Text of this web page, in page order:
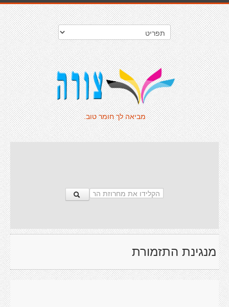
מביאה לך חומר טוב.
מנגינת התזמורת